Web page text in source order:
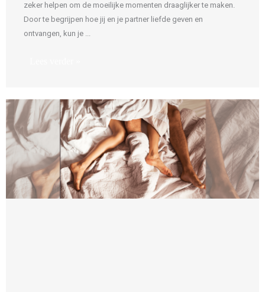
zeker helpen om de moeilijke momenten draaglijker te maken.
Door te begrijpen hoe jij en je partner liefde geven en
ontvangen, kun je ...